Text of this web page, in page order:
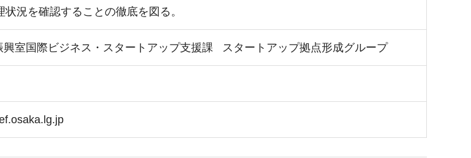
況を確認することの徹底を図る。
興室国際ビジネス・スタートアップ支援課 スタートアップ拠点形成グループ